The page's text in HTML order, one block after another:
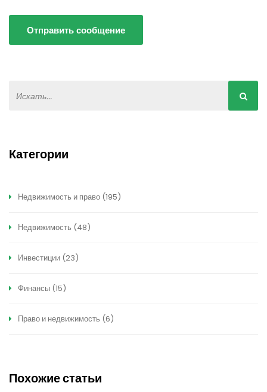
Отправить сообщение
Категории
Недвижимость и право (195)
Недвижимость (48)
Инвестиции (23)
Финансы (15)
Право и недвижимость (6)
Похожие статьи